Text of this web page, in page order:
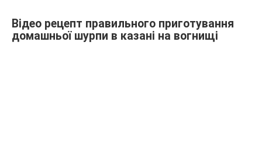
Відео рецепт правильного приготування
домашньої шурпи в казані на вогнищі